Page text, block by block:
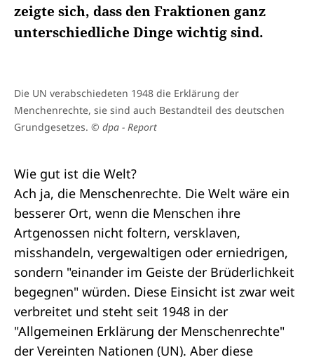
zeigte sich, dass den Fraktionen ganz
unterschiedliche Dinge wichtig sind.
Die UN verabschiedeten 1948 die Erklärung der
Menchenrechte, sie sind auch Bestandteil des deutschen
Grundgesetzes. © dpa - Report
Wie gut ist die Welt?
Ach ja, die Menschenrechte. Die Welt wäre ein
besserer Ort, wenn die Menschen ihre
Artgenossen nicht foltern, versklaven,
misshandeln, vergewaltigen oder erniedrigen,
sondern "einander im Geiste der Brüderlichkeit
begegnen" würden. Diese Einsicht ist zwar weit
verbreitet und steht seit 1948 in der
"Allgemeinen Erklärung der Menschenrechte"
der Vereinten Nationen (UN). Aber diese